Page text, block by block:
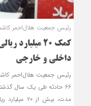
رئیس جمعیت هلال‌احمر
کمک ۲۰
داخلی و خارجی
۶۶ حادثه طی یک سال
مدت، بیش